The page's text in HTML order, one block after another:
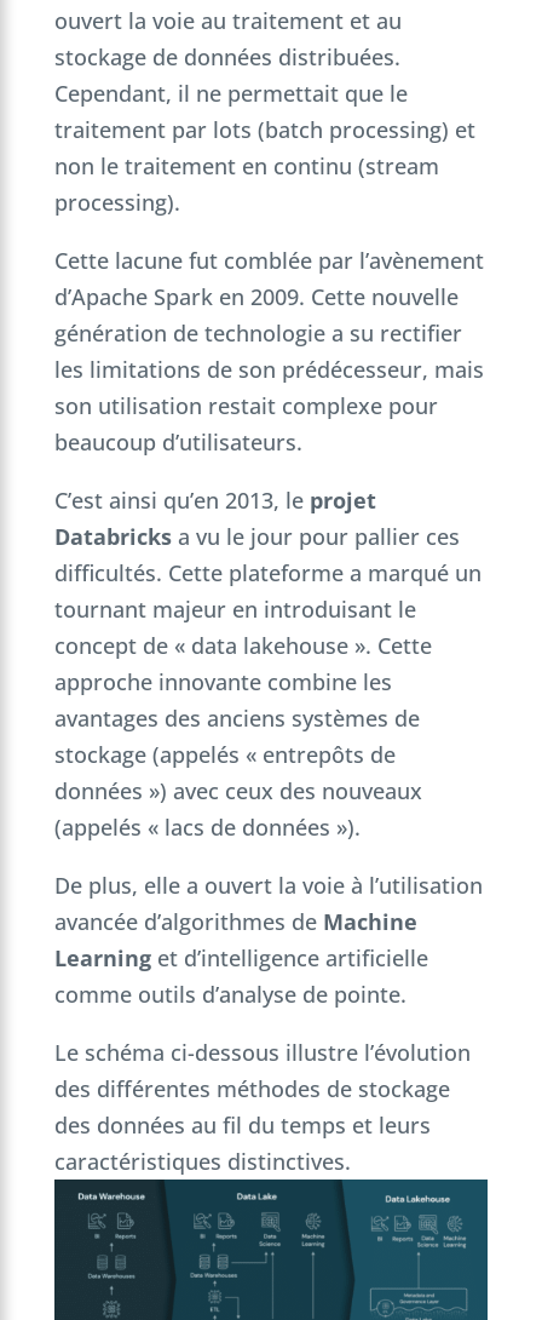
ouvert la voie au traitement et au
stockage de données distribuées.
Cependant, il ne permettait que le
traitement par lots (batch processing) et
non le traitement en continu (stream
processing).
Cette lacune fut comblée par l’avènement
d’Apache Spark en 2009. Cette nouvelle
génération de technologie a su rectifier
les limitations de son prédécesseur, mais
son utilisation restait complexe pour
beaucoup d’utilisateurs.
C’est ainsi qu’en 2013, le projet
Databricksa vu le jour pour pallier ces
difficultés. Cette plateforme a marqué un
tournant majeur en introduisant le
concept de « data lakehouse ». Cette
approche innovante combine les
avantages des anciens systèmes de
stockage (appelés « entrepôts de
données ») avec ceux des nouveaux
(appelés « lacs de données »).
De plus, elle a ouvert la voie à l’utilisation
avancée d’algorithmes de Machine
Learninget d’intelligence artificielle
comme outils d’analyse de pointe.
Le schéma ci-dessous illustre l’évolution
des différentes méthodes de stockage
des données au fil du temps et leurs
caractéristiques distinctives.